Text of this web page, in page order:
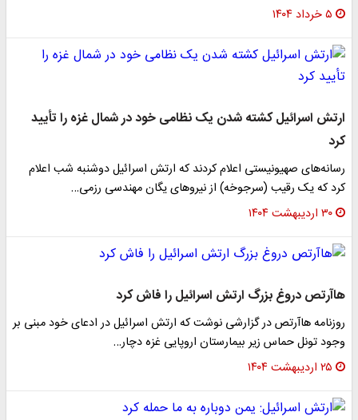
۵ خرداد ۱۴۰۴
ارتش اسرائیل کشته شدن یک نظامی خود در شمال غزه را تأیید
کرد
رسانه‌های صهیونیستی اعلام کردند که ارتش اسرائیل دوشنبه شب اعلام
کرد که یک رقیب (سرجوخه) از نیروهای یگان مهندسی رزمی…
۳۰ اردیبهشت ۱۴۰۴
هاآرتص دروغ بزرگ ارتش اسرائیل را فاش کرد
روزنامه هاآرتص در گزارشی نوشت که ارتش اسرائیل در ادعای خود مبنی بر
وجود تونل حماس زیر بیمارستان اروپایی غزه دچار…
۲۵ اردیبهشت ۱۴۰۴